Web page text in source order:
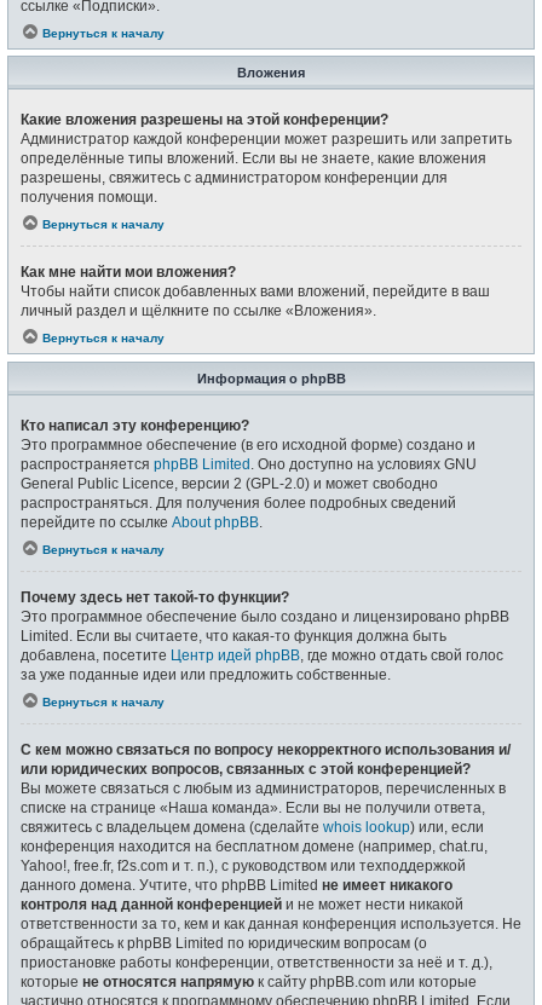
ссылке «Подписки».
Вернуться к началу
Вложения
Какие вложения разрешены на этой конференции?
Администратор каждой конференции может разрешить или запретить
определённые типы вложений. Если вы не знаете, какие вложения
разрешены, свяжитесь с администратором конференции для
получения помощи.
Вернуться к началу
Как мне найти мои вложения?
Чтобы найти список добавленных вами вложений, перейдите в ваш
личный раздел и щёлкните по ссылке «Вложения».
Вернуться к началу
Информация о phpBB
Кто написал эту конференцию?
Это программное обеспечение (в его исходной форме) создано и
распространяется phpBB Limited . Оно доступно на условиях GNU
General Public Licence, версии 2 (GPL-2.0) и может свободно
распространяться. Для получения более подробных сведений
перейдите по ссылке About phpBB
Вернуться к началу
Почему здесь нет такой-то функции?
Это программное обеспечение было создано и лицензировано phpBB
Limited. Если вы считаете, что какая-то функция должна быть
добавлена, посетите Центр идей phpBB , где можно отдать свой голос
за уже поданные идеи или предложить собственные.
Вернуться к началу
С кем можно связаться по вопросу некорректного использования и/
или юридических вопросов, связанных с этой конференцией?
Вы можете связаться с любым из администраторов, перечисленных в
списке на странице «Наша команда». Если вы не получили ответа,
свяжитесь с владельцем домена (сделайте whois lookup) или, если
конференция находится на бесплатном домене (например, chat.ru,
Yahoo!, free.fr, f2s.com и т. п.), с руководством или техподдержкой
данного домена. Учтите, что phpBB Limited не имеет никакого
контроля над данной конференцией и не может нести никакой
ответственности за то, кем и как данная конференция используется. Не
обращайтесь к phpBB Limited по юридическим вопросам (о
приостановке работы конференции, ответственности за неё и т. д.),
которые не относятся напрямую к сайту phpBB.com или которые
частично относятся к программному обеспечению phpBB Limited. Если